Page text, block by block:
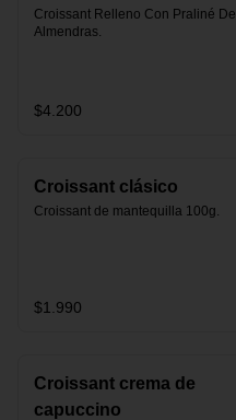
Croissant Relleno Con Praliné De
Almendras.
$4.200
Croissant clásico
Croissant de mantequilla 100g.
$1.990
Croissant crema de
capuccino